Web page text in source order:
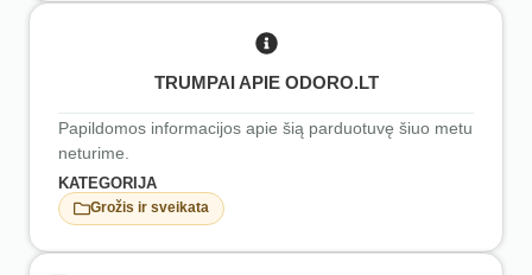
TRUMPAI APIE ODORO.LT
Papildomos informacijos apie šią parduotuvę šiuo metu
neturime.
KATEGORIJA
Grožis ir sveikata